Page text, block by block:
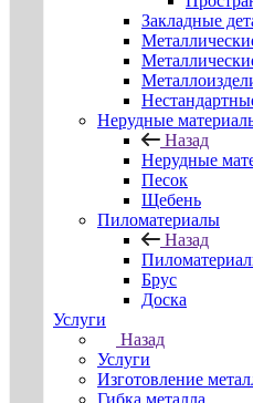
Закладные
Нерудные
Назад
Нерудные
Песок
Щебень
Пиломатериалы
Назад
Брус
Доска
Услуги
Назад
Услуги
Изготовление
Гибка металла